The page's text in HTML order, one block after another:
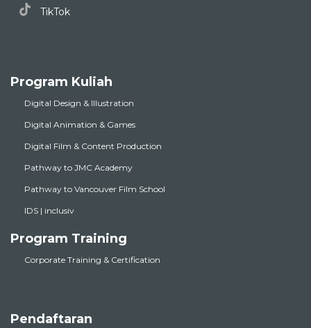
TikTok
Program Kuliah
Digital Design & Illustration
Digital Animation & Games
Digital Film & Content Production
Pathway to JMC Academy
Pathway to Vancouver Film School
IDS | inclusiv
Program Training
Corporate Training & Certification
Pendaftaran